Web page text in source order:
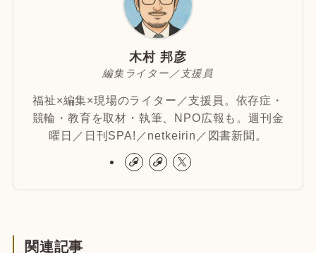
木村 邦彦
編集ライター／支援員
福祉×編集×現場のライター／支援員。依存症・
競輪・教育を取材・執筆、NPO広報も。週刊金
曜日／日刊SPA!／netkeirin／図書新聞。
関連記事